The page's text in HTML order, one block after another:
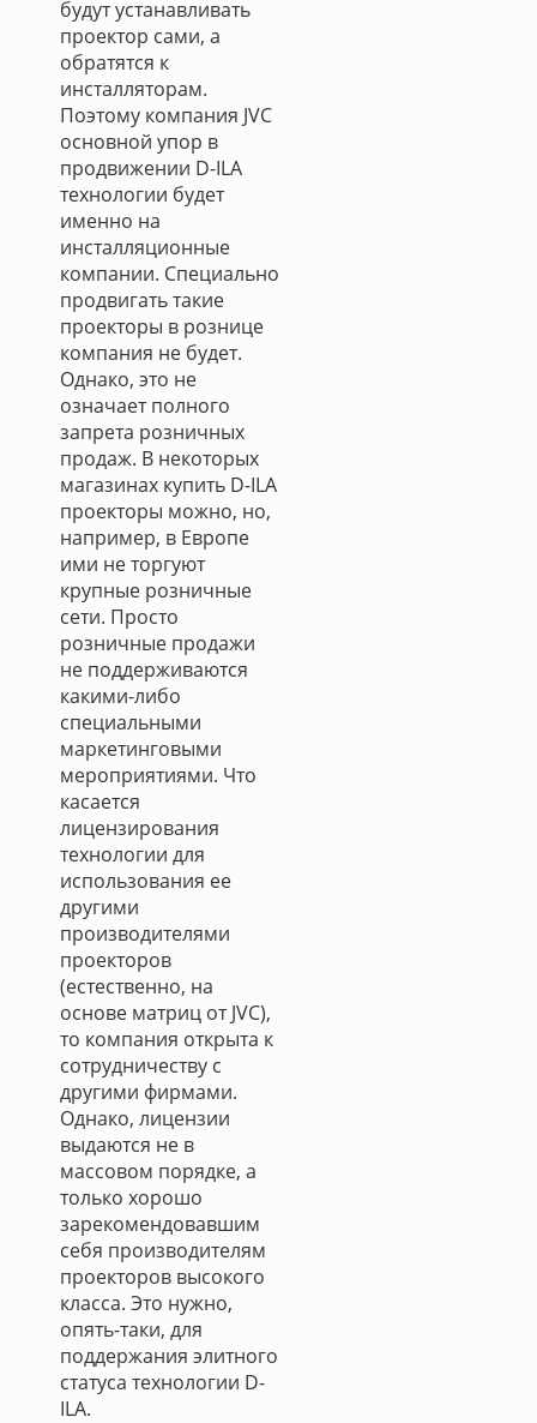
будут устанавливать
проектор сами, а
обратятся к
инсталляторам.
Поэтому компания JVC
основной упор в
продвижении D-ILA
технологии будет
именно на
инсталляционные
компании. Специально
продвигать такие
проекторы в рознице
компания не будет.
Однако, это не
означает полного
запрета розничных
продаж. В некоторых
магазинах купить D-ILA
проекторы можно, но,
например, в Европе
ими не торгуют
крупные розничные
сети. Просто
розничные продажи
не поддерживаются
какими-либо
специальными
маркетинговыми
мероприятиями. Что
касается
лицензирования
технологии для
использования ее
другими
производителями
проекторов
(естественно, на
основе матриц от JVC),
то компания открыта к
сотрудничеству с
другими фирмами.
Однако, лицензии
выдаются не в
массовом порядке, а
только хорошо
зарекомендовавшим
себя производителям
проекторов высокого
класса. Это нужно,
опять-таки, для
поддержания элитного
статуса технологии D-
ILA.